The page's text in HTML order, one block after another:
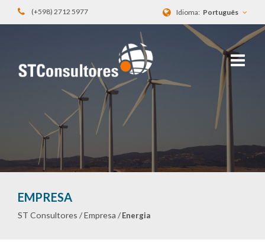
(+598) 2712 5977 Idioma: Português
EMPRESA
ST Consultores /Empresa /Energia